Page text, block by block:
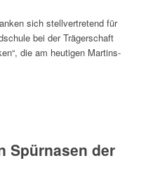
sich stell­ver­tre­tend für
bei der Trä­ger­schaft
die am heu­ti­gen Mar­tins­
Spür­na­sen der